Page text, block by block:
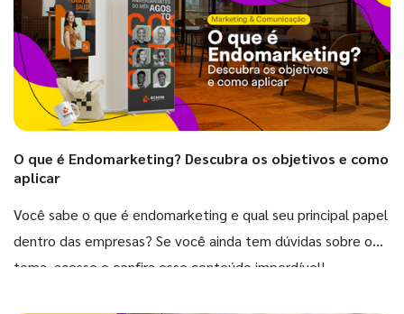
O que é Endomarketing? Descubra os objetivos e como
aplicar
Você sabe o que é endomarketing e qual seu principal papel
dentro das empresas? Se você ainda tem dúvidas sobre o
tema, acesse e confira esse conteúdo imperdível!